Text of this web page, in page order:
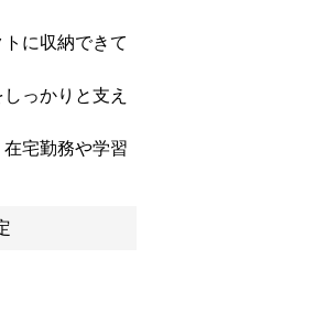
に収納できて
っかりと支え
宅勤務や学習